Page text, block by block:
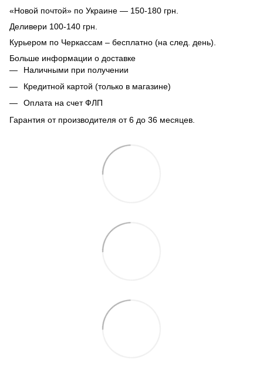
«Новой почтой» по Украине — 150-180 грн.
Деливери 100-140 грн.
Курьером по Черкассам – бесплатно (на след. день).
Больше информации о доставке
Наличными при получении
Кредитной картой (только в магазине)
Оплата на счет ФЛП
Гарантия от производителя от 6 до 36 месяцев.